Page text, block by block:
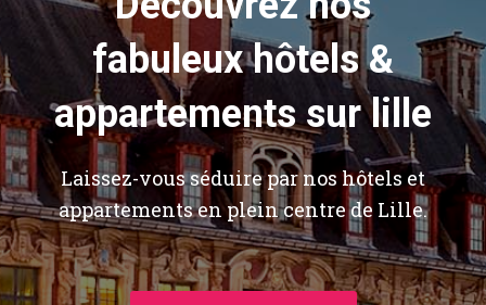
fabuleux hôtels &
appartements sur lille
Laissez-vous séduire par nos hôtels et
appartements en plein centre de Lille.